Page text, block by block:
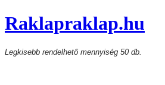
Raklapraklap.hu
Legkisebb rendelhető mennyiség 50 db.